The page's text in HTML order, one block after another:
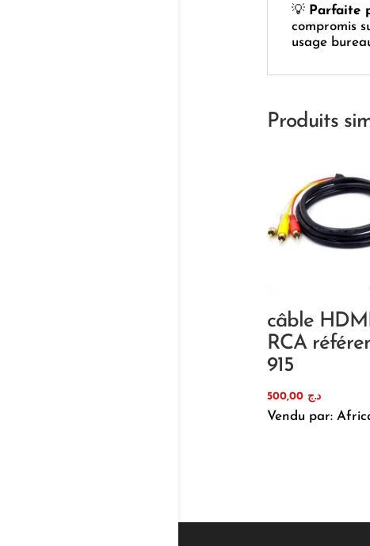
💡 Parfaite
compromis
usage
Produits
câble
RCA
915
د.ج 500,00
Vendu par: